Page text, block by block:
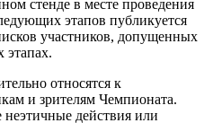
стенде в месте проведения
этапов публикуется
участников, допущенных
этапах.
относятся к
и зрителям Чемпионата.
действия или